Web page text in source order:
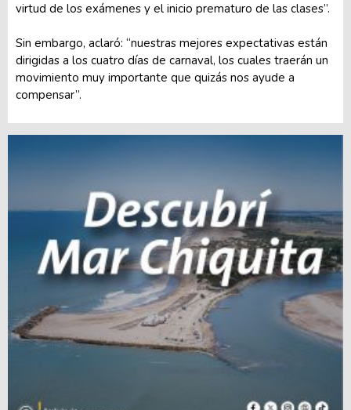
virtud de los exámenes y el inicio prematuro de las clases”.
Sin embargo, aclaró: “nuestras mejores expectativas están
dirigidas a los cuatro días de carnaval, los cuales traerán un
movimiento muy importante que quizás nos ayude a
compensar”.